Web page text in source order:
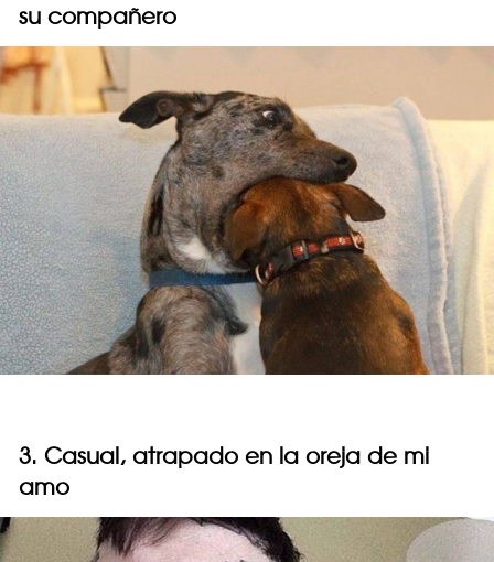
su compañero
3. Casual, atrapado en la oreja de mi
amo